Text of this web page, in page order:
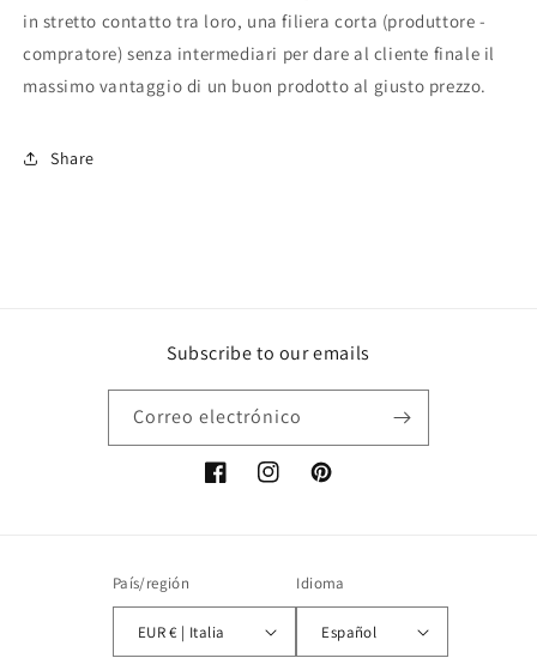
in stretto contatto tra loro, una filiera corta (produttore -
compratore) senza intermediari per dare al cliente finale il
massimo vantaggio di un buon prodotto al giusto prezzo.
Share
Subscribe to our emails
Correo electrónico
FacebookInstagramPinterest
País/región
EUR € | Italia
Idioma
Español